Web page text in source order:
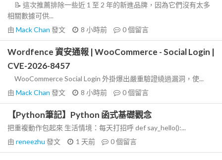
📝 這次推薦排除一些近 1 至 2 年的新進品牌，因為它們沒有太多
相關數據可供...
由 Mack Chan 發文 8 小時前 0個留言
Wordfence 資安通報 | WooCommerce - Social Login |
CVE-2026-8457
WooCommerce Social Login 外掛爆出嚴重驗證繞過漏洞，使...
由 Mack Chan 發文 8 小時前 0個留言
【Python筆記】Python 函式基礎觀念
把重複動作包起來 生活情境：每天打招呼 def say_hello():...
由 reneezhu 發文 1 天前 0個留言